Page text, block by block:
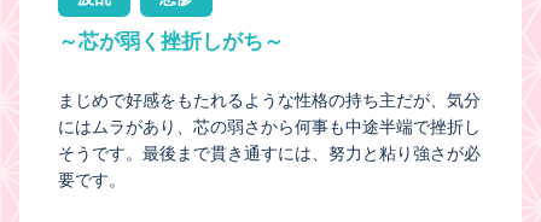
～芯が弱く挫折しがち～
まじめで好感をもたれるような性格の持ち主だが、気分
にはムラがあり、芯の弱さから何事も中途半端で挫折し
そうです。最後まで貫き通すには、努力と粘り強さが必
要です。